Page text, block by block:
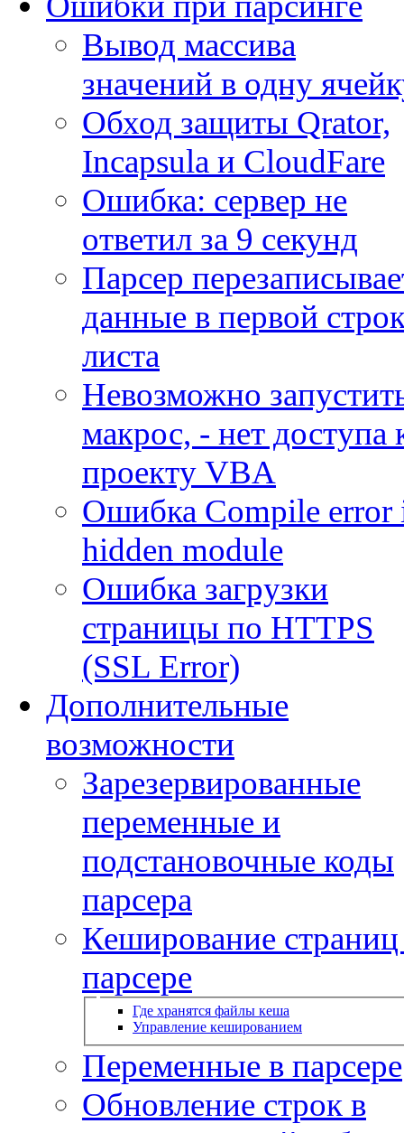
Вывод массива
значений в одну
Обход защиты Qrator,
Incapsula и CloudFare
Ошибка: сервер не
ответил за 9 секунд
Парсер
данные в первой
листа
Невозможно
макрос, - нет доступа
проекту VBA
Ошибка Compile error
hidden module
Ошибка загрузки
страницы по HTTPS
(SSL Error)
Дополнительные
возможности
Зарезервированные
переменные и
подстановочные коды
парсера
Кеширование страниц
парсере
Где хранятся файлы кеша
Управление кешированием
Переменные в парсере
Обновление строк в